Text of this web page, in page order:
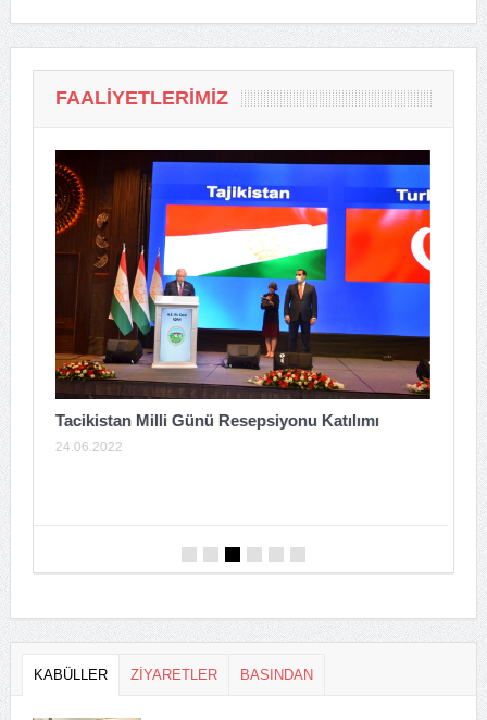
FAALIYETLERIMIZ
Tacikistan Milli Günü Resepsiyonu Katılımı
24.06.2022
KABÜLLER ZİYARETLER BASINDAN